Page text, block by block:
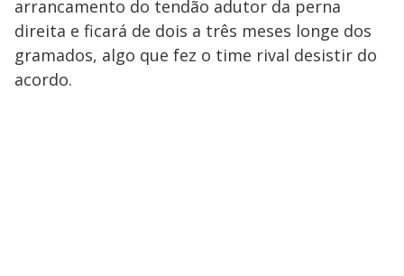
arrancamento do tendão adutor da perna
direita e ficará de dois a três meses longe dos
gramados, algo que fez o time rival desistir do
acordo.